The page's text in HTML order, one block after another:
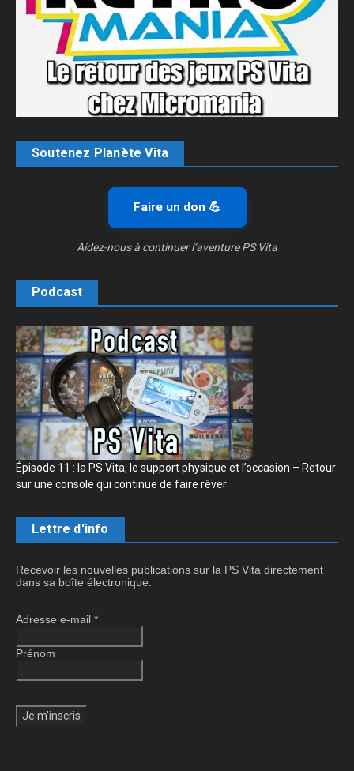
Soutenez Planète Vita
Faire un don 💪
Aidez-nous à continuer l’aventure PS Vita
Podcast
Épisode 11 : la PS Vita, le support physique et l’occasion – Retour
sur une console qui continue de faire rêver
Lettre d'info
Recevoir les nouvelles publications sur la PS Vita directement
dans sa boîte électronique.
Adresse e-mail *
Prénom